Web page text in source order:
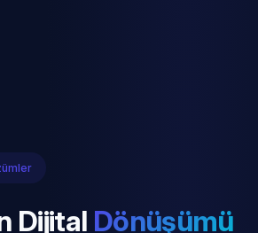
Dijital Dönüşümü